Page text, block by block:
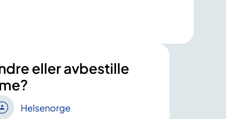
eller avbestille
Helsenorge